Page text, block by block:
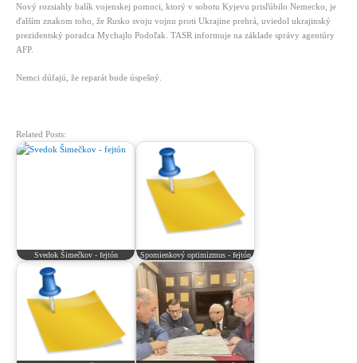
Nový rozsiahly balík vojenskej pomoci, ktorý v sobotu Kyjevu prisľúbilo Nemecko, je
ďalším znakom toho, že Rusko svoju vojnu proti Ukrajine prehrá, uviedol ukrajinský
prezidentský poradca Mychajlo Podoľak. TASR informuje na základe správy agentúry
AFP.
Nemci dúfajú, že reparát bude úspešný.
Related Posts:
Svedok Šimečkov - fejtón Spomienkový optimizmus - fejtón